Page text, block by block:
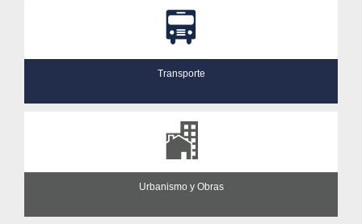
Transporte
Urbanismo y Obras